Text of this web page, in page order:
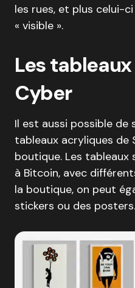
les rues, et plus celui-
« visible ».
Les
Cyber
Il est aussi possible de
tableaux acryliques de
boutique. Les
à Bitcoin, avec
la boutique, on peut
stickers ou des posters.